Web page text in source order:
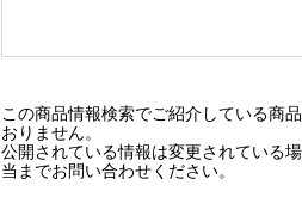
この商品情報検索でご紹介している商
おりません。
公開されている情報は変更されている
当までお問い合わせください。